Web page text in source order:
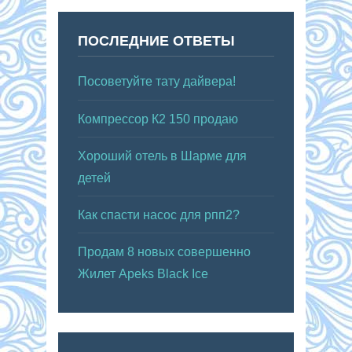
ПОСЛЕДНИЕ ОТВЕТЫ
Посоветуйте тату дайвера!
Компрессор К2 150 продаю
Хороший отель в Шарме для
детей
Как спасти насос для рпп2?
Продам 8 новых совершенно
Жилет Apeks Black Ice